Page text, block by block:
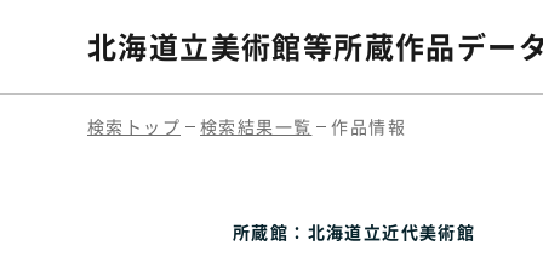
北海道立美術館等所蔵作品デー
検索トップ 検索結果一覧 作品情報
所蔵館：北海道立近代美術館